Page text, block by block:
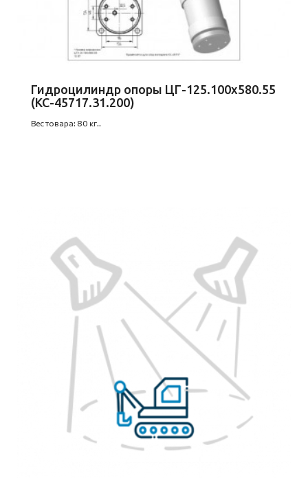
Гидроцилиндр опоры ЦГ-125.100х580.55
(КС-45717.31.200)
Вес товара: 80 кг..